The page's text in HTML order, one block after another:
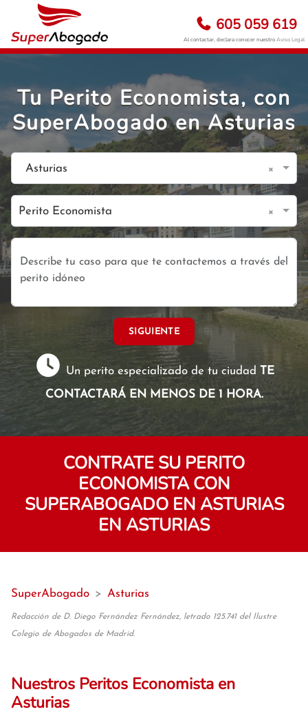
605 059 619
Al contactar, declara conocer nuestroAviso Legal
Tu Perito Economista, con
SuperAbogado en Asturias
Asturias ×
Perito Economista ×
SIGUIENTE
Un perito especializado de tu ciudad TE
CONTACTARÁ EN MENOS DE 1 HORA.
CONTRATE SU PERITO
ECONOMISTA CON
SUPERABOGADO EN ASTURIAS
EN ASTURIAS
SuperAbogado > Asturias
Redacción de D. Diego Fernández Fernández, letrado 125.741 del Ilustre
Colegio de Abogados de Madrid.
Nuestros Peritos Economista en
Asturias